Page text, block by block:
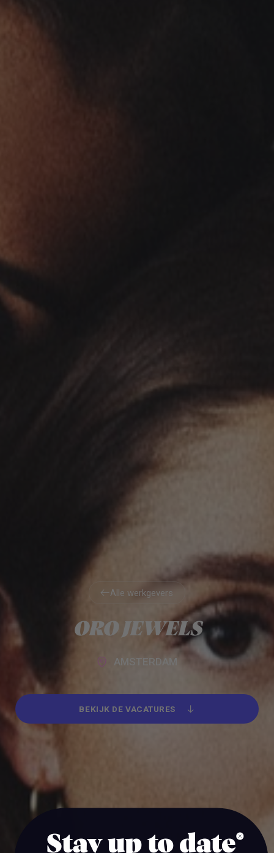
Alle werkgevers
ORO JEWELS
AMSTERDAM
BEKIJK DE VACATURES
Stay up to date